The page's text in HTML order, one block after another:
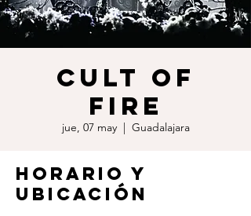
CULT OF
FIRE
jue, 07 may
  |
Guadalajara
Horario y
ubicación